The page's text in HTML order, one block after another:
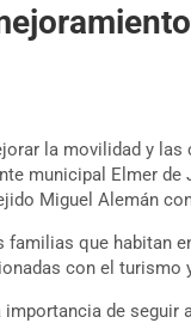
la movilidad y
municipal Elmer
Miguel Alemán
que habitan
con el turismo
de seguir